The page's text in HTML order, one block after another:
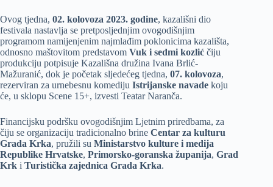
Ovog tjedna, 02. kolovoza 2023. godine, kazališni dio
festivala nastavlja se pretposljednjim ovogodišnjim
programom namijenjenim najmlađim poklonicima kazališta,
odnosno maštovitom predstavom Vuk i sedmi kozlić čiju
produkciju potpisuje Kazališna družina Ivana Brlić-
Mažuranić, dok je početak sljedećeg tjedna, 07. kolovoza,
rezerviran za urnebesnu komediju Istrijanske navade koju
će, u sklopu Scene 15+, izvesti Teatar Naranča.
Financijsku podršku ovogodišnjim Ljetnim priredbama, za
čiju se organizaciju tradicionalno brine Centar za kulturu
Grada Krka, pružili su Ministarstvo kulture i medija
Republike Hrvatske, Primorsko-goranska županija, Grad
Krk i Turistička zajednica Grada Krka.